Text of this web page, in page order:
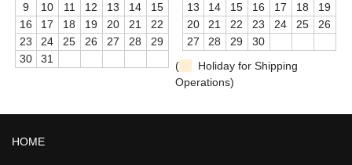
9
10 11 12 13 14
15
16
17 18 19 20 21
22
23
24 25 26 27 28
29
30
31
13
14 15 16 17 18
19
20
21 22 23 24 25
26
27
28 29
30
(
Holiday for Shipping
Operations)
HOME